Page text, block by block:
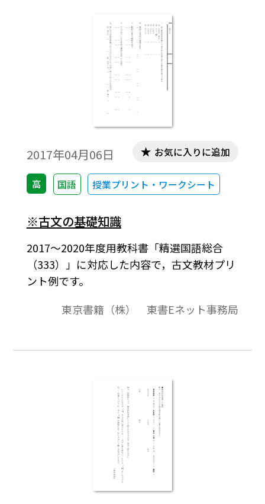
2017年04月06日
高 国語 授業プリント・ワークシート
お気に入りに追加
※古文の基礎知識
2017～2020年度用教科書「精選国語総合
（333）」に対応した内容で，古文教材プリ
ント例です。
東京書籍（株） 東書Eネット事務局